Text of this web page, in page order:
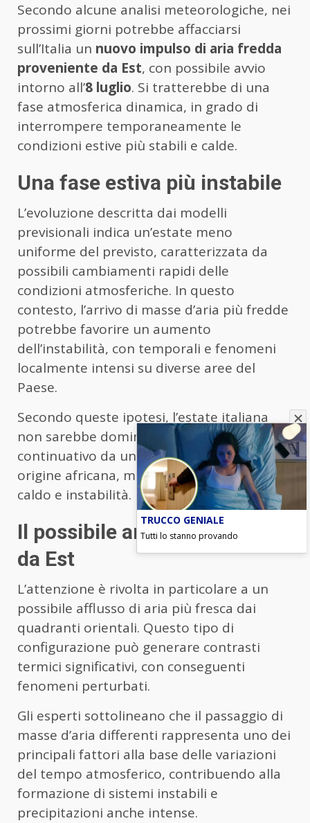
Secondo alcune analisi meteorologiche, nei
prossimi giorni potrebbe affacciarsi
sull’Italia un nuovo impulso di aria fredda
proveniente da Est, con possibile avvio
intorno all’8 luglio. Si tratterebbe di una
fase atmosferica dinamica, in grado di
interrompere temporaneamente le
condizioni estive più stabili e calde.
Una fase estiva più instabile
L’evoluzione descritta dai modelli
previsionali indica un’estate meno
uniforme del previsto, caratterizzata da
possibili cambiamenti rapidi delle
condizioni atmosferiche. In questo
contesto, l’arrivo di masse d’aria più fredde
potrebbe favorire un aumento
dell’instabilità, con temporali e fenomeni
localmente intensi su diverse aree del
Paese.
Secondo queste ipotesi, l’estate italiana
non sarebbe dominata in modo
continuativo da un’alta pressione stabile di
origine africana, ma da fasi alterne tra
caldo e instabilità.
Il possibile arrivo del fronte
da Est
L’attenzione è rivolta in particolare a un
possibile afflusso di aria più fresca dai
quadranti orientali. Questo tipo di
configurazione può generare contrasti
termici significativi, con conseguenti
fenomeni perturbati.
Gli esperti sottolineano che il passaggio di
masse d’aria differenti rappresenta uno dei
principali fattori alla base delle variazioni
del tempo atmosferico, contribuendo alla
formazione di sistemi instabili e
precipitazioni anche intense.
TRUCCO GENIALE
Tutti lo stanno provando